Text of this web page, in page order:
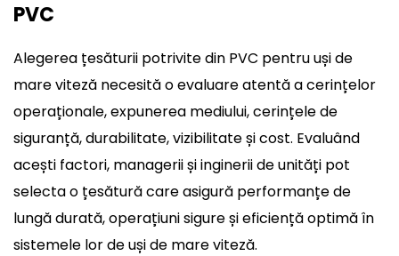
PVC
Alegerea țesăturii potrivite din PVC pentru uși de
mare viteză necesită o evaluare atentă a cerințelor
operaționale, expunerea mediului, cerințele de
siguranță, durabilitate, vizibilitate și cost. Evaluând
acești factori, managerii și inginerii de unități pot
selecta o țesătură care asigură performanțe de
lungă durată, operațiuni sigure și eficiență optimă în
sistemele lor de uși de mare viteză.